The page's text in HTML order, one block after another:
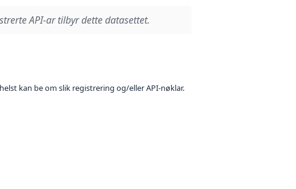
API-ar tilbyr dette datasettet.
kan be om slik registrering og/eller API-nøklar.